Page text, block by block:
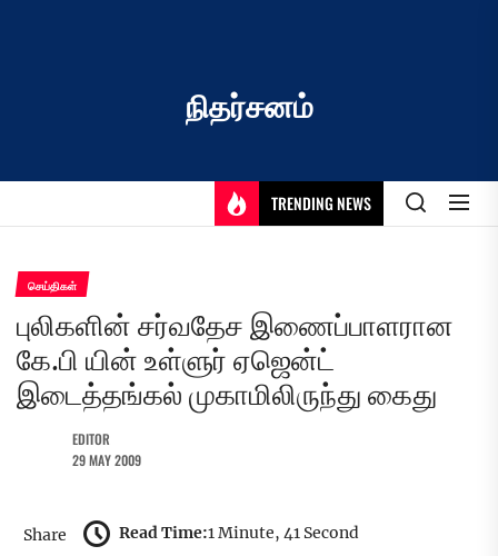
நிதர்சனம்
TRENDING NEWS
செய்திகள்
புலிகளின் சர்வதேச இணைப்பாளரான
கே.பி யின் உள்ளுர் ஏஜென்ட்
இடைத்தங்கல் முகாமிலிருந்து கைது
EDITOR
29 MAY 2009
Share Read Time:1 Minute, 41 Second